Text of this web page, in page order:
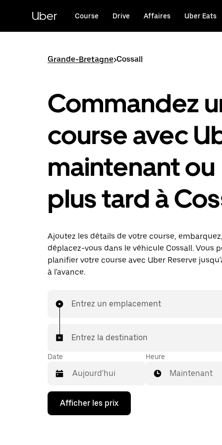
principal
Uber Course Drive Affaires Uber Eats
Grande-Bretagne>Cossall
Commandez
course avec
maintenant ou
plus tard à
Ajoutez les détails de votre course,
déplacez-vous dans le véhicule Cossall. Vous
planifier votre course avec Uber Reserve
à l'avance.
Entrez un emplacement
Entrez la destination
Date
Appuyez
la
Heure
Maintenant
Afficher les prix